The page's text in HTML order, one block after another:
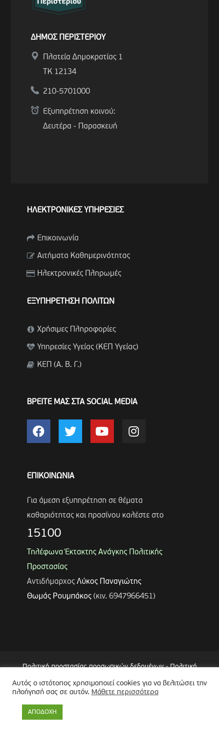
ΔΗΜΟΣ ΠΕΡΙΣΤΕΡΙΟΥ
Πλατεία Δημοκρατίας 1
ΤΚ 12134
210-5701000
Εξυπηρέτηση κοινού:
Δευτέρα - Παρασκευή
ΗΛΕΚΤΡΟΝΙΚΕΣ ΥΠΗΡΕΣΙΕΣ
Επικοινωνία
Αιτήματα Καθημερινότητας
Ηλεκτρονικές Πληρωμές
ΕΞΥΠΗΡΕΤΗΣΗ ΠΟΛΙΤΩΝ
Χρήσιμες Πληροφορίες
Υπηρεσίες Υγείας (ΚΕΠ Υγείας)
ΚΕΠ (Α. Β. Γ.)
ΒΡΕΙΤΕ ΜΑΣ ΣΤΑ SOCIAL MEDIA
ΕΠΙΚΟΙΝΩΝΙΑ
Για άμεση εξυπηρέτηση σε θέματα
καθαριότητας και πρασίνου καλέστε στο
15100
Τηλέφωνα Έκτακτης Ανάγκης Πολιτικής
Προστασίας
Αντιδήμαρχος Λύκος Παναγιώτης
Θωμάς Ρουμπάκος(κιν. 6947966451)
Πολιτική προστασίας προσωπικών δεδομένων-Πολιτική
Επεξεργασίας Δεδομένων μέσω Συστήματος Βιντεοεπιτήρησης
(CCTV)-Δήλωση Προσβασιμότητας
Copyright © 2024 Δήμος Περιστερίου
Αυτός ο ιστότοπος χρησιμοποιεί cookies για να βελιτώσει την
πλοήγησή σας σε αυτόν. Μάθετε περισσότερα
ΑΠΟΔΟΧΗ